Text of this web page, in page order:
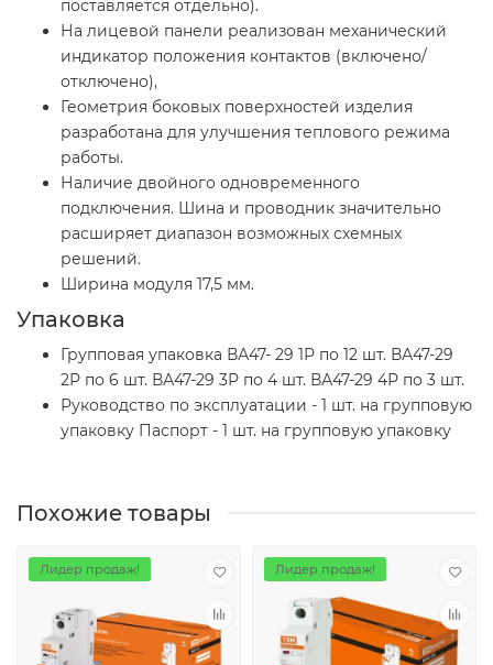
поставляется отдельно).
На лицевой панели реализован механический
индикатор положения контактов (включено/
отключено),
Геометрия боковых поверхностей изделия
разработана для улучшения теплового режима
работы.
Наличие двойного одновременного
подключения. Шина и проводник значительно
расширяет диапазон возможных схемных
решений.
Ширина модуля 17,5 мм.
Упаковка
Групповая упаковка ВА47- 29 1Р по 12 шт. ВА47-29
2Р по 6 шт. ВА47-29 3Р по 4 шт. ВА47-29 4Р по 3 шт.
Руководство по эксплуатации - 1 шт. на групповую
упаковку Паспорт - 1 шт. на групповую упаковку
Похожие товары
Лидер продаж! Лидер продаж!